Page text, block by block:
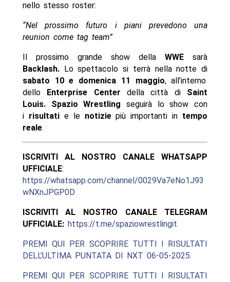
nello stesso roster:
“Nel prossimo futuro i piani prevedono una
reunion come tag team”
Il prossimo grande show dellaWWE sarà
Backlash.Lo spettacolo si terrà nella notte di
sabato 10 e domenica 11 maggio, all’interno
delloEnterprise Center della città di Saint
Louis.
Spazio Wrestling seguirà lo show con
i risultatie le notiziepiù importanti in tempo
reale.
ISCRIVITI AL NOSTRO CANALE WHATSAPP
UFFICIALE:
https://whatsapp.com/channel/0029Va7eNo1J93
wNXnJPGP0D
ISCRIVITI AL NOSTRO CANALE TELEGRAM
UFFICIALE: https://t.me/spaziowrestlingit
PREMI QUI PER SCOPRIRE TUTTI I RISULTATI
DELL’ULTIMA PUNTATA DI NXT 06-05-2025.
PREMI QUI PER SCOPRIRE TUTTI I RISULTATI